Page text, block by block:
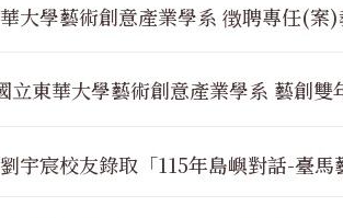
華大學藝術創意產業學系 徴聘專任(案
立東華大學藝術創意產業學系 藝創雙
宇宸校友錄取「115年島嶼對話-臺